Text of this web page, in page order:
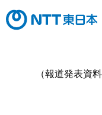
（報道発表資料